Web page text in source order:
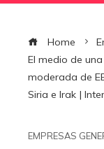
Home
El medio de
moderada de
Siria e Irak |
EMPRESAS